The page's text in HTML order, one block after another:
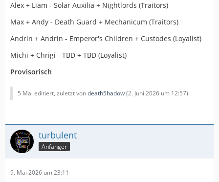
Alex + Liam - Solar Auxilia + Nightlords (Traitors)
Max + Andy - Death Guard + Mechanicum (Traitors)
Andrin + Andrin - Emperor's Children + Custodes (Loyalist)
Michi + Chrigi - TBD + TBD (Loyalist)
Provisorisch
5 Mal editiert, zuletzt vondeath5hadow(2. Juni 2026 um 12:57)
turbulent
Anfänger
9. Mai 2026 um 23:11